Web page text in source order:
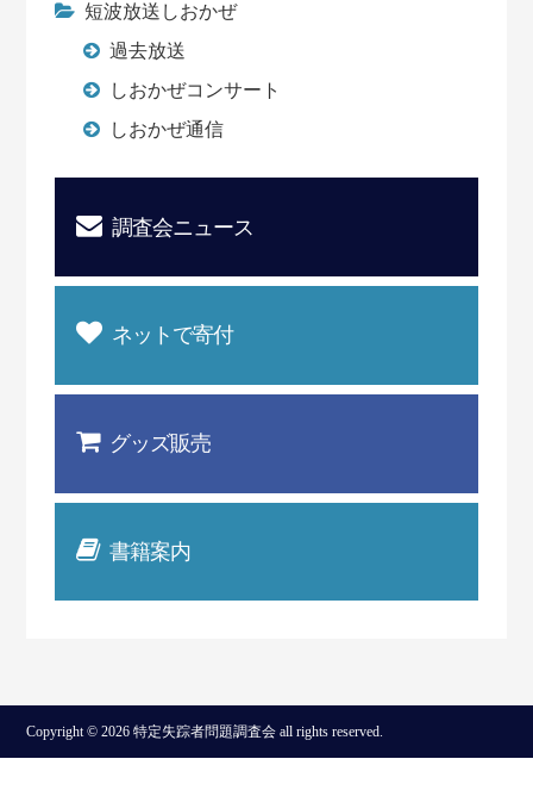
短波放送しおかぜ
過去放送
しおかぜコンサート
しおかぜ通信
調査会ニュース
ネットで寄付
グッズ販売
書籍案内
Copyright © 2026 特定失踪者問題調査会 all rights reserved.